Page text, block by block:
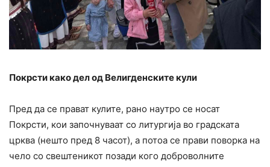
Покрсти како дел од Велигденските кули
Пред да се прават кулите, рано наутро се носат
Покрсти, кои започнуваат со литургија во градската
црква (нешто пред 8 часот), а потоа се прави поворка на
чело со свештеникот позади кого доброволните